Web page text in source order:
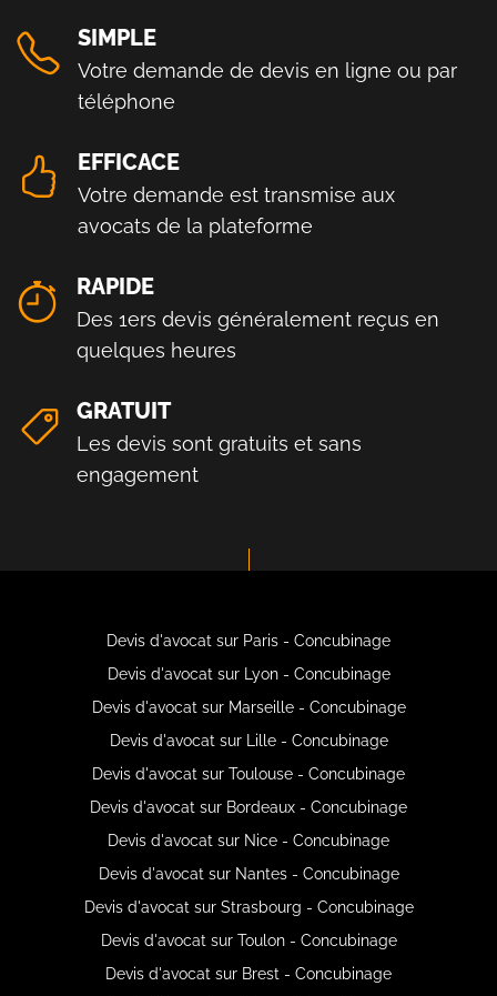
SIMPLE
Votre demande de devis en ligne ou par
téléphone
EFFICACE
Votre demande est transmise aux
avocats de la plateforme
RAPIDE
Des 1ers devis généralement reçus en
quelques heures
GRATUIT
Les devis sont gratuits et sans
engagement
Devis d'avocat sur Paris - Concubinage
Devis d'avocat sur Lyon - Concubinage
Devis d'avocat sur Marseille - Concubinage
Devis d'avocat sur Lille - Concubinage
Devis d'avocat sur Toulouse - Concubinage
Devis d'avocat sur Bordeaux - Concubinage
Devis d'avocat sur Nice - Concubinage
Devis d'avocat sur Nantes - Concubinage
Devis d'avocat sur Strasbourg - Concubinage
Devis d'avocat sur Toulon - Concubinage
Devis d'avocat sur Brest - Concubinage